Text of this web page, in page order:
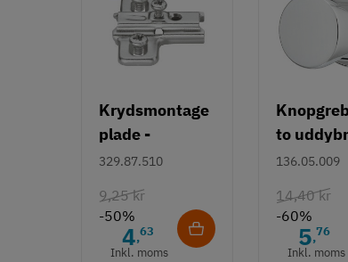
Børstet
Forniklet
Hulafstand
192 mm
Farve
Metalfarvet
Montering
M4 bolt
Krydsmontage
plade -
Duomatic SL -
329.87.510
9,25 kr
-50%
4,63
Inkl. moms
to
- rustfrit
136.05.009
14,40 kr
-60%
5,76
Inkl. moms